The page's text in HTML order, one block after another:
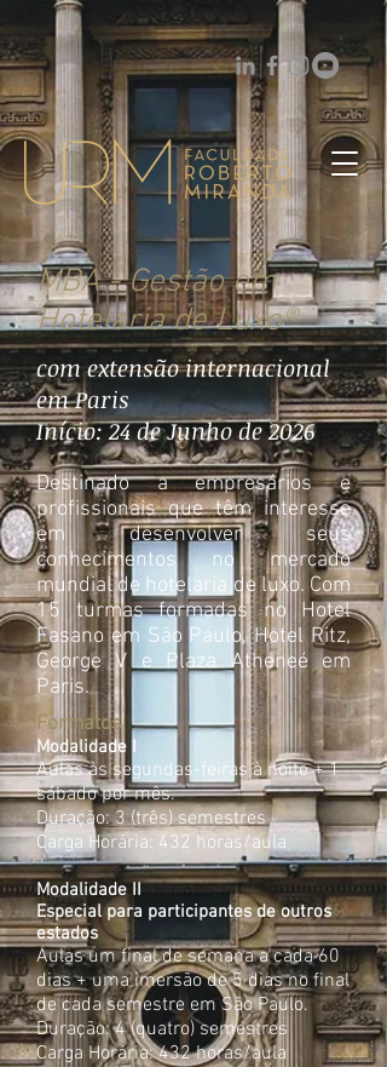
MBA - Gestão em
Hotelaria de Luxo®
com extensão internacional
em Paris
Início: 24 de Junho de 2026
Destinado a empresários e
profissionais que têm interesse
em desenvolver seus
conhecimentos no mercado
mundial de hotelaria de luxo. Com
15 turmas formadas no Hotel
Fasano em São Paulo, Hotel Ritz,
George V e Plaza Atheneé em
Paris.
Formatos
Modalidade I
Aulas às segundas-feiras à noite + 1
sábado por mês.
Duração: 3 (três) semestres
Carga Horária: 432 horas/aula
Modalidade II
Especial para participantes de outros
estados
Aulas um final de semana a cada 60
dias + uma imersão de 5 dias no final
de cada semestre em São Paulo.
Duração: 4 (quatro) semestres
Carga Horária: 432 horas/aula